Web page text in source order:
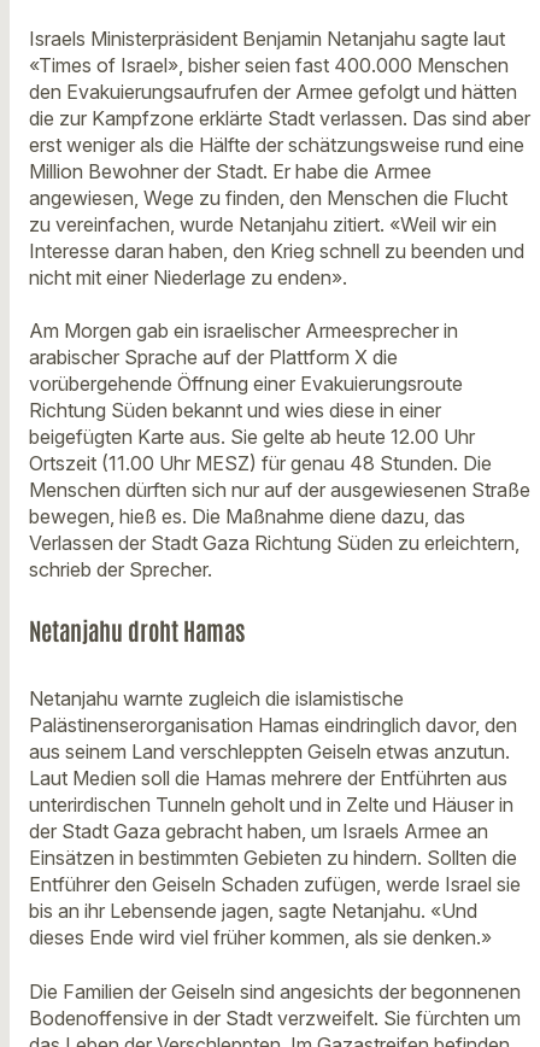
Israels Ministerpräsident Benjamin Netanjahu sagte laut
«Times of Israel», bisher seien fast 400.000 Menschen
den Evakuierungsaufrufen der Armee gefolgt und hätten
die zur Kampfzone erklärte Stadt verlassen. Das sind aber
erst weniger als die Hälfte der schätzungsweise rund eine
Million Bewohner der Stadt. Er habe die Armee
angewiesen, Wege zu finden, den Menschen die Flucht
zu vereinfachen, wurde Netanjahu zitiert. «Weil wir ein
Interesse daran haben, den Krieg schnell zu beenden und
nicht mit einer Niederlage zu enden».
Am Morgen gab ein israelischer Armeesprecher in
arabischer Sprache auf der Plattform X die
vorübergehende Öffnung einer Evakuierungsroute
Richtung Süden bekannt und wies diese in einer
beigefügten Karte aus. Sie gelte ab heute 12.00 Uhr
Ortszeit (11.00 Uhr MESZ) für genau 48 Stunden. Die
Menschen dürften sich nur auf der ausgewiesenen Straße
bewegen, hieß es. Die Maßnahme diene dazu, das
Verlassen der Stadt Gaza Richtung Süden zu erleichtern,
schrieb der Sprecher.
Netanjahu droht Hamas
Netanjahu warnte zugleich die islamistische
Palästinenserorganisation Hamas eindringlich davor, den
aus seinem Land verschleppten Geiseln etwas anzutun.
Laut Medien soll die Hamas mehrere der Entführten aus
unterirdischen Tunneln geholt und in Zelte und Häuser in
der Stadt Gaza gebracht haben, um Israels Armee an
Einsätzen in bestimmten Gebieten zu hindern. Sollten die
Entführer den Geiseln Schaden zufügen, werde Israel sie
bis an ihr Lebensende jagen, sagte Netanjahu. «Und
dieses Ende wird viel früher kommen, als sie denken.»
Die Familien der Geiseln sind angesichts der begonnenen
Bodenoffensive in der Stadt verzweifelt. Sie fürchten um